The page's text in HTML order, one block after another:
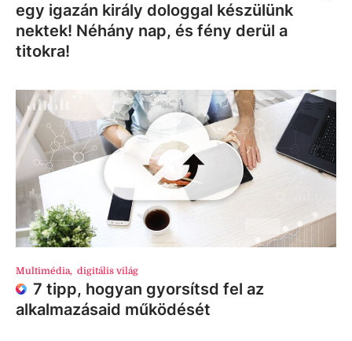
egy igazán király dologgal készülünk
nektek! Néhány nap, és fény derül a
titokra!
Multimédia, digitális világ
7 tipp, hogyan gyorsítsd fel az
alkalmazásaid működését